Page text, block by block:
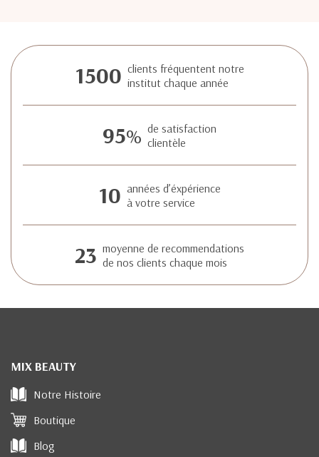
1500 clients fréquentent notre
institut chaque année
95% de satisfaction
clientèle
10 années d’éxpérience
à votre service
23 moyenne de recommendations
de nos clients chaque mois
MIX BEAUTY
Notre Histoire
Boutique
Blog